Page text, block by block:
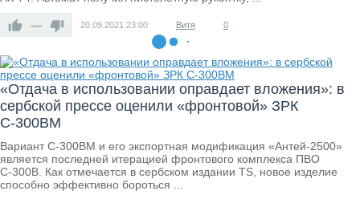
— 20.09.2021 23:00 Витя 0
«Отдача в использовании оправдает вложения»: в
сербской прессе оценили «фронтовой» ЗРК
С-300ВМ
Вариант С-300ВМ и его экспортная модификация «Антей-2500»
является последней итерацией фронтового комплекса ПВО
С-300В. Как отмечается в сербском издании TS, новое изделие
способно эффективно бороться ...